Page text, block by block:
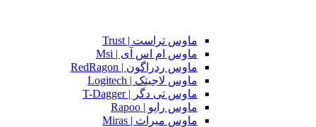
ماوس تراست | Trust
ماوس ام اس آی | Msi
ماوس ردراگون | RedRagon
ماوس لاجیتک | Logitech
ماوس تی دگر | T-Dagger
ماوس راپو | Rapoo
ماوس میراث | Miras